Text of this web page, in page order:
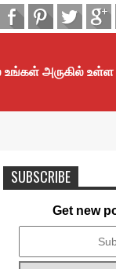
அருகில் உள்ள
SUBSCRIBE
Get new